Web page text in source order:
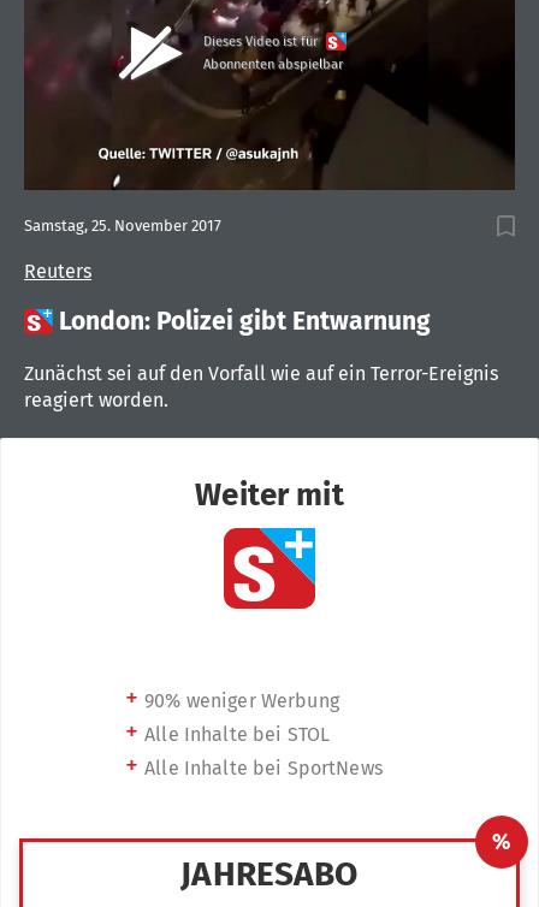
Dieses Video ist für
Abonnenten abspielbar
Reuters
Samstag, 25. November 2017
 London: Polizei gibt Entwarnung
Zunächst sei auf den Vorfall wie auf ein Terror-Ereignis
reagiert worden.